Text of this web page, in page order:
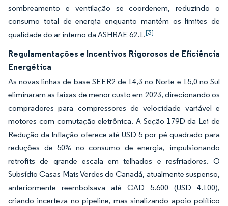
sombreamento e ventilação se coordenem, reduzindo o
consumo total de energia enquanto mantém os limites de
qualidade do ar interno da ASHRAE 62.1.[3]
Regulamentações e Incentivos Rigorosos de Eficiência
Energética
As novas linhas de base SEER2 de 14,3 no Norte e 15,0 no Sul
eliminaram as faixas de menor custo em 2023, direcionando os
compradores para compressores de velocidade variável e
motores com comutação eletrônica. A Seção 179D da Lei de
Redução da Inflação oferece até USD 5 por pé quadrado para
reduções de 50% no consumo de energia, impulsionando
retrofits de grande escala em telhados e resfriadores. O
Subsídio Casas Mais Verdes do Canadá, atualmente suspenso,
anteriormente reembolsava até CAD 5.600 (USD 4.100),
criando incerteza no pipeline, mas sinalizando apoio político